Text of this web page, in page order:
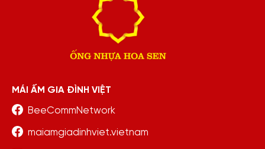
MÁI ẤM GIA ĐÌNH VIỆT
BeeCommNetwork
maiamgiadinhviet.vietnam